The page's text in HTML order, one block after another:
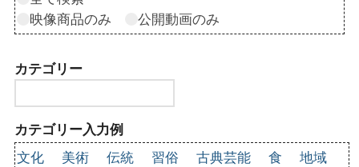
映像商品のみ
公開動画のみ
カテゴリー
カテゴリー入力例
文化
美術 伝統 習俗 古典芸能 食
地域